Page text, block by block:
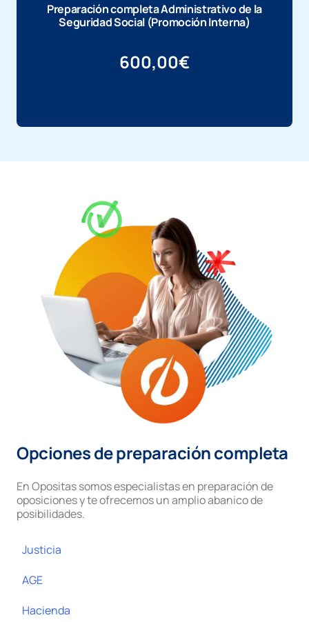
Preparación completa Administrativo de la
Seguridad Social (Promoción Interna)
600,00€
Opciones de preparación completa
En Opositas somos especialistas en preparación de
oposiciones y te ofrecemos un amplio abanico de
posibilidades.
Justicia
AGE
Hacienda